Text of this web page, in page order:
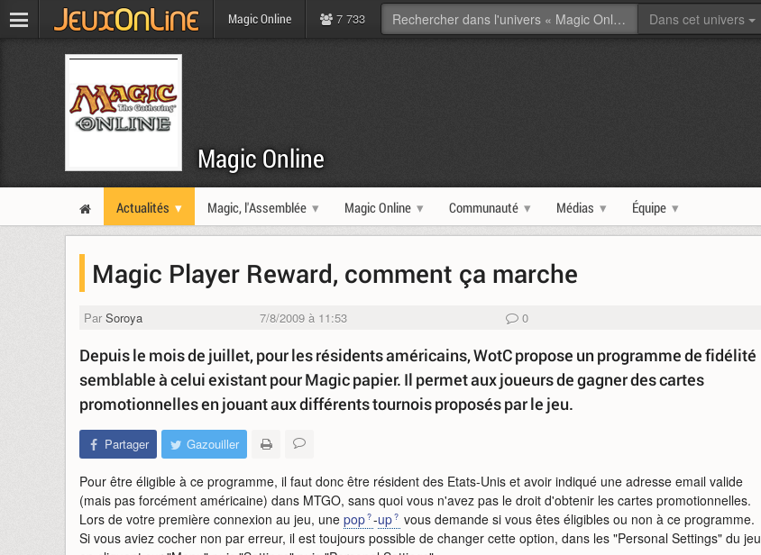
Magic Online 7 733 Dans cet univers
Magic Online
Actualités Magic, l'Assemblée Magic Online Communauté Médias Équipe
Magic Player Reward, comment ça marche
Par Soroya 7/8/2009 à 11:53 0
Depuis le mois de juillet, pour les résidents américains, WotC propose un programme de fidélité
semblable à celui existant pour Magic papier. Il permet aux joueurs de gagner des cartes
promotionnelles en jouant aux différents tournois proposés par le jeu.
Partager Gazouiller
Pour être éligible à ce programme, il faut donc être résident des Etats-Unis et avoir indiqué une adresse email valide
(mais pas forcément américaine) dans MTGO, sans quoi vous n'avez pas le droit d'obtenir les cartes promotionnelles.
Lors de votre première connexion au jeu, une pop -up
vous demande si vous êtes éligibles ou non à ce programme.
Si vous aviez cocher non par erreur, il est toujours possible de changer cette option, dans les "Personal Settings" du jeu